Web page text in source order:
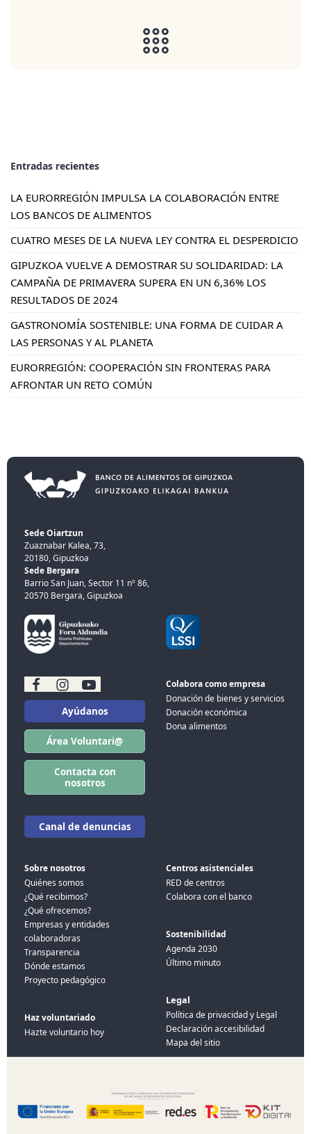
Entradas recientes
LA EURORREGIÓN IMPULSA LA COLABORACIÓN ENTRE
LOS BANCOS DE ALIMENTOS
CUATRO MESES DE LA NUEVA LEY CONTRA EL DESPERDICIO
GIPUZKOA VUELVE A DEMOSTRAR SU SOLIDARIDAD: LA
CAMPAÑA DE PRIMAVERA SUPERA EN UN 6,36% LOS
RESULTADOS DE 2024
GASTRONOMÍA SOSTENIBLE: UNA FORMA DE CUIDAR A
LAS PERSONAS Y AL PLANETA
EURORREGIÓN: COOPERACIÓN SIN FRONTERAS PARA
AFRONTAR UN RETO COMÚN
Sede Oiartzun
Zuaznabar Kalea, 73,
20180, Gipuzkoa
Sede Bergara
Barrio San Juan, Sector 11 nº 86,
20570 Bergara, Gipuzkoa
Ayúdanos
Área Voluntari@
Contacta con
nosotros
Canal de denuncias
Colabora como empresa
Donación de bienes y servicios
Donación económica
Dona alimentos
Sobre nosotros
Quiénes somos
¿Qué recibimos?
¿Qué ofrecemos?
Empresas y entidades
colaboradoras
Transparencia
Dónde estamos
Proyecto pedagógico
Haz voluntariado
Hazte voluntario hoy
Centros asistenciales
RED de centros
Colabora con el banco
Sostenibilidad
Agenda 2030
Último minuto
Legal
Política de privacidad y Legal
Declaración accesibilidad
Mapa del sitio